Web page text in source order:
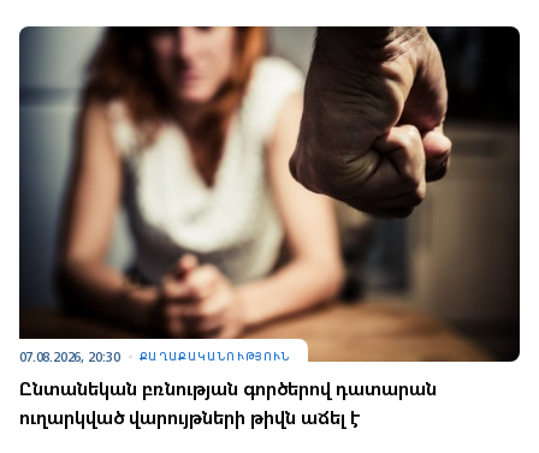
07.08.2026, 20:30 ՔԱՂԱՔԱԿԱՆՈՒԹՅՈՒՆ
Ընտանեկան բռնության գործերով դատարան
ուղարկված վարույթների թիվն աճել է